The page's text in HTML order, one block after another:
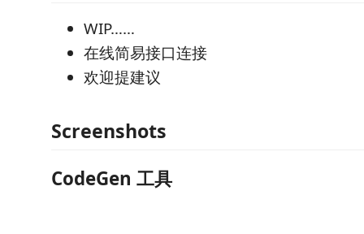
WIP……
在线简易接口连接
欢迎提建议
Screenshots
CodeGen 工具